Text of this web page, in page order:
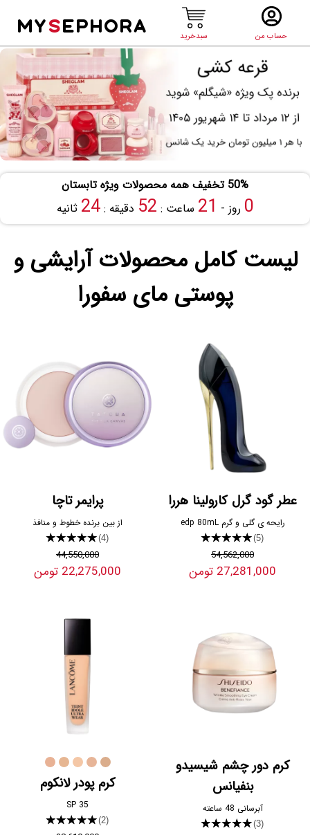
حساب من سبدخرید
MYSEPHORA
50% تخفیف همه محصولات ویژه تابستان
0 روز - 21 ساعت : 52 دقیقه :23 ثانیه
لیست کامل محصولات آرایشی و
پوستی مای سفورا
عطر گود گرل کارولینا هررا
رایحه ی گلی و گرم edp 80mL
★★★★★(5)
54,562,000
27,281,000 تومن
پرایمر تاچا
از بین برنده خطوط و منافذ
★★★★★(4)
44,550,000
22,275,000 تومن
کرم دور چشم شیسیدو
بنفیانس
آبرسانی 48 ساعته
★★★★★(3)
کرم پودر لانکوم
SP 35
★★★★★(2)